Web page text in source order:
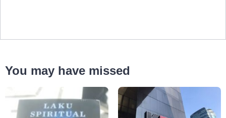
You may have missed